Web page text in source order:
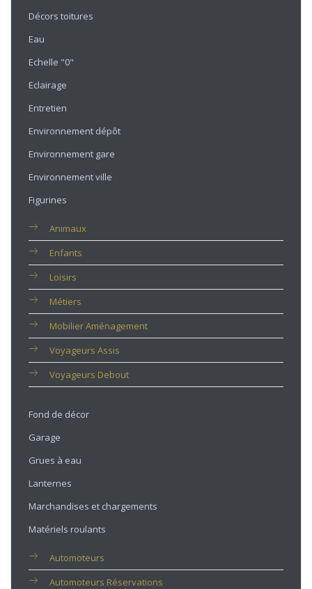
Décors toitures
Eau
Echelle "0"
Eclairage
Entretien
Environnement dépôt
Environnement gare
Environnement ville
Figurines
Animaux
Enfants
Loisirs
Métiers
Mobilier Aménagement
Voyageurs Assis
Voyageurs Debout
Fond de décor
Garage
Grues à eau
Lanternes
Marchandises et chargements
Matériels roulants
Automoteurs
Automoteurs Réservations